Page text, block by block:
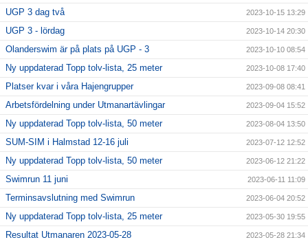
UGP 3 dag två 2023-10-15 13:29
UGP 3 - lördag 2023-10-14 20:30
Olanderswim är på plats på UGP - 3 2023-10-10 08:54
Ny uppdaterad Topp tolv-lista, 25 meter 2023-10-08 17:40
Platser kvar i våra Hajengrupper 2023-09-08 08:41
Arbetsfördelning under Utmanartävlingar 2023-09-04 15:52
Ny uppdaterad Topp tolv-lista, 50 meter 2023-08-04 13:50
SUM-SIM i Halmstad 12-16 juli 2023-07-12 12:52
Ny uppdaterad Topp tolv-lista, 50 meter 2023-06-12 21:22
Swimrun 11 juni 2023-06-11 11:09
Terminsavslutning med Swimrun 2023-06-04 20:52
Ny uppdaterad Topp tolv-lista, 25 meter 2023-05-30 19:55
Resultat Utmanaren 2023-05-28 2023-05-28 21:34